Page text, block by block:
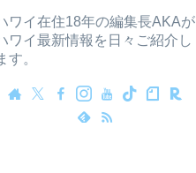
ワイ在住18年の編集長AKAが
ワイ最新情報を日々ご紹介し
す。